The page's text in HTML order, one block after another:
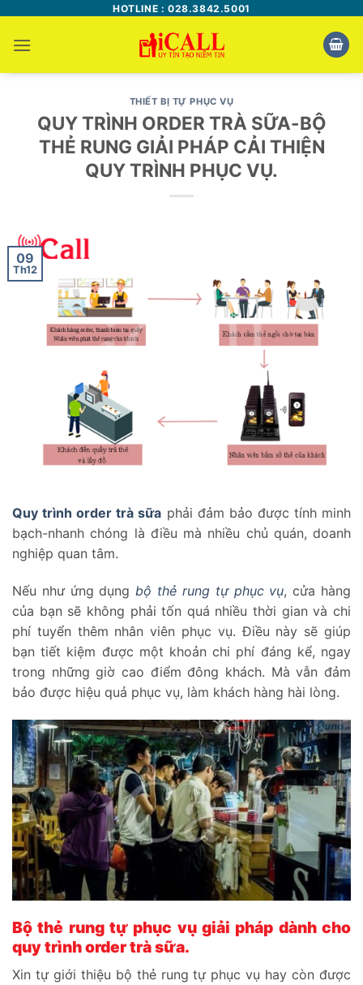
nội
dung
HOTLINE : 028.3842.5001
THIẾT BỊ TỰ PHỤC VỤ
QUY TRÌNH ORDER TRÀ SỮA-BỘ
THẺ RUNG GIẢI PHÁP CẢI THIỆN
QUY TRÌNH PHỤC VỤ.
09
Th12
Quy trình order trà sữa phải đảm bảo được tính minh
bạch-nhanh chóng là điều mà nhiều chủ quán, doanh
nghiệp quan tâm.
Nếu như ứng dụng bộ thẻ rung tự phục vụ, cửa hàng
của bạn sẽ không phải tốn quá nhiều thời gian và chi
phí tuyển thêm nhân viên phục vụ. Điều này sẽ giúp
bạn tiết kiệm được một khoản chi phí đáng kể, ngay
trong những giờ cao điểm đông khách. Mà vẫn đảm
bảo được hiệu quả phục vụ, làm khách hàng hài lòng.
Bộ thẻ rung tự phục vụ giải pháp dành cho
quy trình order trà sữa.
Xin tự giới thiệu bộ thẻ rung tự phục vụ hay còn được